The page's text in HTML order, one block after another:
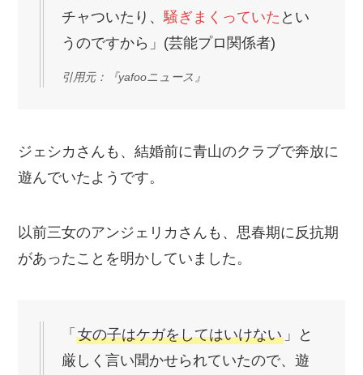
チャついたり、騒ぎまくっていた とい
うのですから」(芸能プロ関係者)
引用元：『yafooニュース』
ジェシカさんも、結婚前に青山のクラブで奔放に
遊んでいたようです。
以前三女のアンジェリカさんも、思春期に反抗期
があったことを明かしていました。
「女の子はケガをしてはいけない 」と
厳しく言い聞かせられていたので、遊